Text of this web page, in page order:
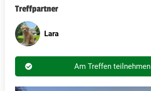
Treffpartner
Lara
Am Treffen teilnehmen